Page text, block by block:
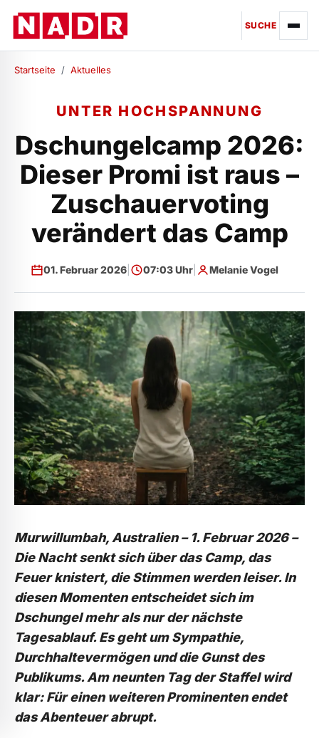
SUCHE
Startseite / Aktuelles
UNTER HOCHSPANNUNG
Dschungelcamp 2026:
Dieser Promi ist raus –
Zuschauervoting
verändert das Camp
01. Februar 2026| 07:03 Uhr| Melanie Vogel
Murwillumbah, Australien – 1. Februar 2026–
Die Nacht senkt sich über das Camp, das
Feuer knistert, die Stimmen werden leiser. In
diesen Momenten entscheidet sich im
Dschungel mehr als nur der nächste
Tagesablauf. Es geht um Sympathie,
Durchhaltevermögen und die Gunst des
Publikums. Am neunten Tag der Staffel wird
klar: Für einen weiteren Prominenten endet
das Abenteuer abrupt.